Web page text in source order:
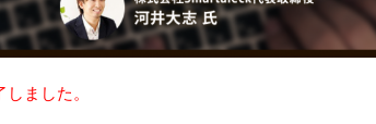
ました。